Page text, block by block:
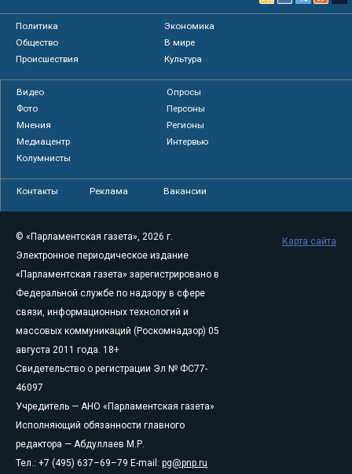
Политика
Экономика
Общество
В мире
Происшествия
Культура
Видео
Опросы
Фото
Персоны
Мнения
Регионы
Медиацентр
Интервью
Колумнисты
Контакты Реклама Вакансии
© «Парламентская газета», 2026 г.
Электронное периодическое издание
«Парламентская газета» зарегистрировано в
Федеральной службе по надзору в сфере
связи, информационных технологий и
массовых коммуникаций (Роскомнадзор) 05
августа 2011 года. 18+
Свидетельство о регистрации Эл № ФС77-
46097
Учредитель — АНО «Парламентская газета»
Исполняющий обязанности главного
редактора — Абдуллаев М.Р.
Тел.: +7 (495) 637–69–79 E-mail: pg@pnp.ru
Карта сайта